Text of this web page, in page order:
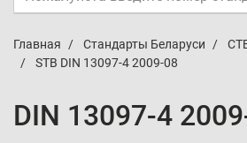
Главная Стандарты Беларуси
STB DIN 13097-4 2009-08
DIN 13097-4